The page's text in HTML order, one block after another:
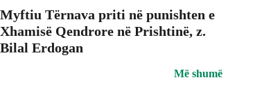
Myftiu Tërnava priti në punishten e
Xhamisë Qendrore në Prishtinë, z.
Bilal Erdogan
Më shumë